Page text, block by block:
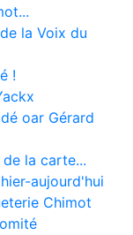
la Voix du
!
oar Gérard
la carte...
aujourd'hui
Chimot